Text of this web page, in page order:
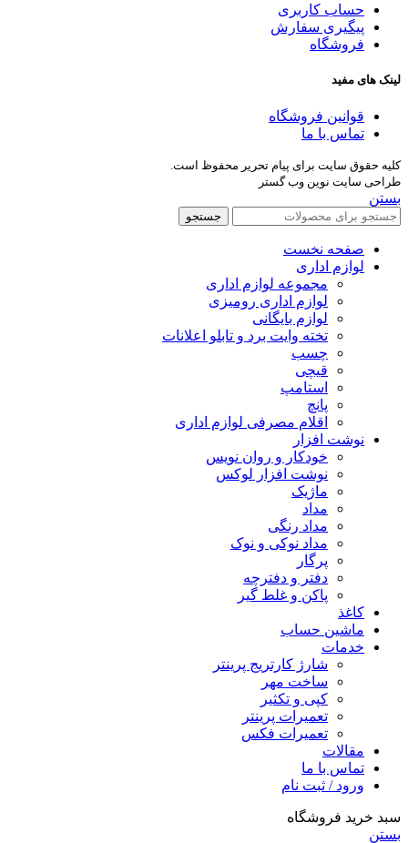
حساب کاربری
پیگیری سفارش
فروشگاه
لینک های مفید
قوانین فروشگاه
تماس با ما
کلیه حقوق سایت برای پیام تحریر محفوظ است.
طراحی سایت نوین وب گستر
بستن
جستجو
صفحه نخست
لوازم اداری
مجموعه لوازم اداری
لوازم اداری رومیزی
لوازم بایگانی
تخته وایت برد و تابلو اعلانات
چسب
قیچی
استامپ
پانچ
اقلام مصرفی لوازم اداری
نوشت افزار
خودکار و روان نویس
نوشت افزار لوکس
ماژیک
مداد
مداد رنگی
مداد نوکی و نوک
پرگار
دفتر و دفترچه
پاکن و غلط گیر
کاغذ
ماشین حساب
خدمات
شارژ کارتریج پرینتر
ساخت مهر
کپی و تکثیر
تعمیرات پرینتر
تعمیرات فکس
مقالات
تماس با ما
ورود / ثبت نام
سبد خرید فروشگاه
بستن